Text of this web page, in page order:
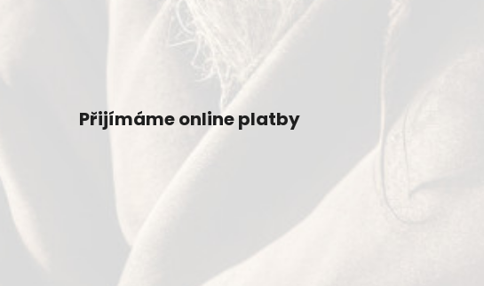
Přijímáme online platby